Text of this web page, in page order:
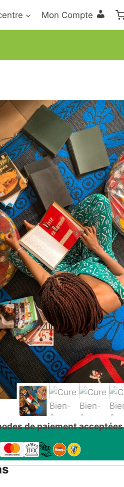
Mon Compte
de paiement acceptées